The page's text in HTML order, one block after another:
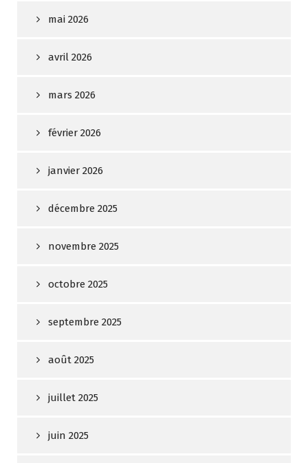
mai 2026
avril 2026
mars 2026
février 2026
janvier 2026
décembre 2025
novembre 2025
octobre 2025
septembre 2025
août 2025
juillet 2025
juin 2025